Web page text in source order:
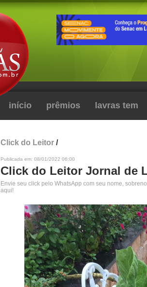
início prêmios lavras tem
Click do Leitor /
Publicada em: 08/01/2022 06:00
Click do Leitor Jornal de
Envie seu click pelo WhatsApp com seu nome,
aqui!